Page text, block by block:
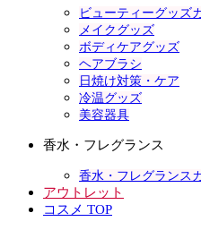
ビューティーグッズ
メイクグッズ
ボディケアグッズ
ヘアブラシ
日焼け対策・ケア
冷温グッズ
美容器具
香水・フレグランス
香水・フレグランス
アウトレット
コスメ TOP